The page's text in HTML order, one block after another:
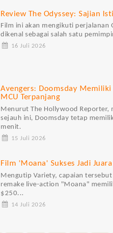
Review The Odyssey: Sajian
Film ini akan mengikuti perjalanan
dikenal sebagai salah satu
16 Juli 2026
Avengers: Doomsday
MCU Terpanjang
Menurut The Hollywood Reporter,
sejauh ini, Doomsday tetap
menit.
15 Juli 2026
Film 'Moana' Sukses Jadi
Mengutip Variety, capaian
remake live-action "Moana"
$250...
14 Juli 2026